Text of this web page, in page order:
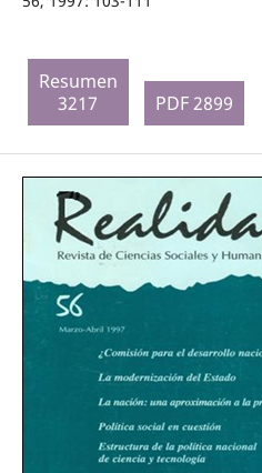
Resumen
3217
PDF 2899